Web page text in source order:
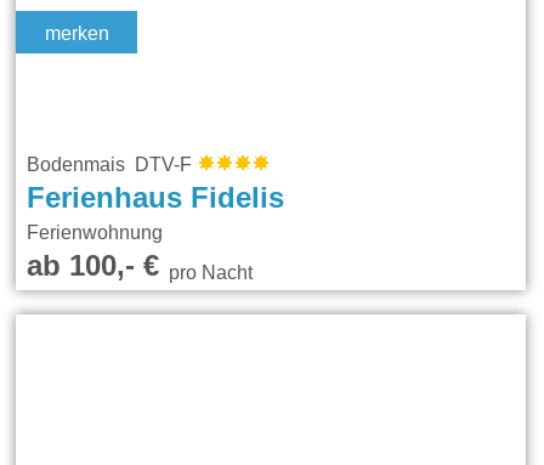
merken
Bodenmais DTV-F
Ferienhaus Fidelis
Ferienwohnung
ab 100,- €pro Nacht